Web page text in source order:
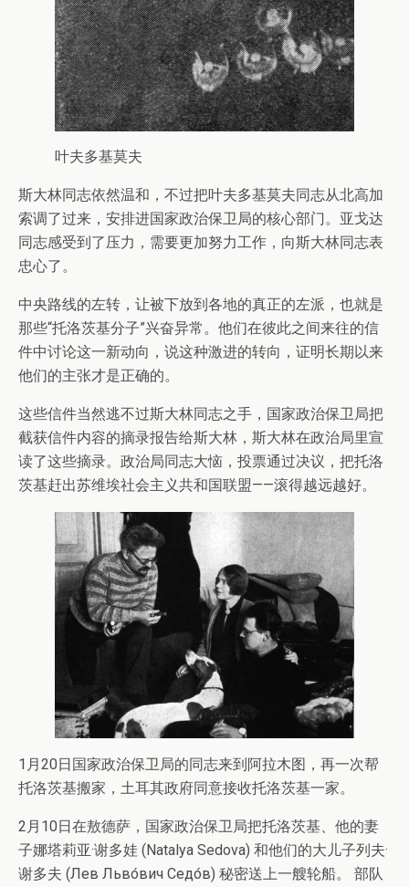
叶夫多基莫夫
斯大林同志依然温和，不过把叶夫多基莫夫同志从北高加
索调了过来，安排进国家政治保卫局的核心部门。亚戈达
同志感受到了压力，需要更加努力工作，向斯大林同志表
忠心了。
中央路线的左转，让被下放到各地的真正的左派，也就是
那些“托洛茨基分子”兴奋异常。他们在彼此之间来往的信
件中讨论这一新动向，说这种激进的转向，证明长期以来
他们的主张才是正确的。
这些信件当然逃不过斯大林同志之手，国家政治保卫局把
截获信件内容的摘录报告给斯大林，斯大林在政治局里宣
读了这些摘录。政治局同志大恼，投票通过决议，把托洛
茨基赶出苏维埃社会主义共和国联盟——滚得越远越好。
1月20日国家政治保卫局的同志来到阿拉木图，再一次帮
托洛茨基搬家，土耳其政府同意接收托洛茨基一家。
2月10日在敖德萨，国家政治保卫局把托洛茨基、他的妻
子娜塔莉亚·谢多娃 (Natalya Sedova) 和他们的大儿子列夫·
谢多夫 (Лев Льво́вич Седо́в) 秘密送上一艘轮船。 部队